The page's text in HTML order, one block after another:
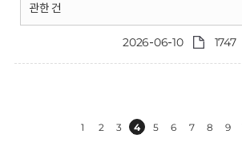
관한 건
2026-06-10 1747
1 2 3 4 5 6 7 8 9